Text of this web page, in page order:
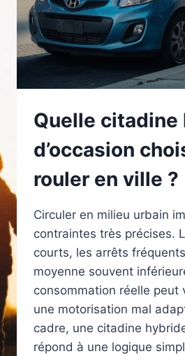
Quelle citadine
d’occasion
rouler en ville ?
Circuler en milieu urbain
contraintes très précises.
courts, les arrêts
moyenne souvent
consommation réelle peut
une motorisation mal
cadre, une citadine
répond à une logique